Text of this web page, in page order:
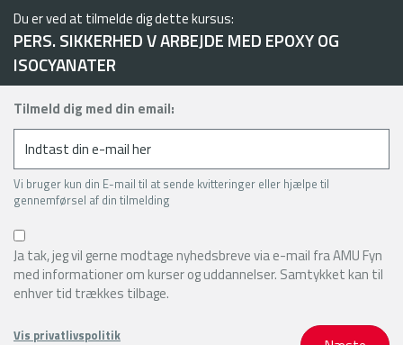
Du er ved at tilmelde dig dette kursus:
PERS. SIKKERHED V ARBEJDE MED EPOXY OG
ISOCYANATER
Tilmeld dig med din email:
Vi bruger kun din E-mail til at sende kvitteringer eller hjælpe til
gennemførsel af din tilmelding
Ja tak, jeg vil gerne modtage nyhedsbreve via e-mail fra AMU Fyn
med informationer om kurser og uddannelser. Samtykket kan til
enhver tid trækkes tilbage.
Vis privatlivspolitik